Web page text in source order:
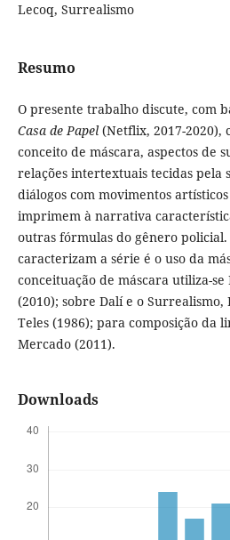
Lecoq, Surrealismo
Resumo
O presente trabalho discute, com
Casa de Papel (Netflix, 2017-2020),
conceito de máscara, aspectos de
relações intertextuais tecidas pela
diálogos com movimentos
imprimem à narrativa
outras fórmulas do gênero policial.
caracterizam a série é o uso da
conceituação de máscara utiliza-
(2010); sobre Dalí e o Surrealismo,
Teles (1986); para composição da
Mercado (2011).
Downloads